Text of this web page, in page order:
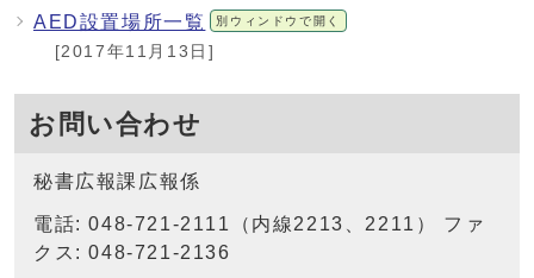
AED設置場所一覧 別ウィンドウで開く
[2017年11月13日]
お問い合わせ
秘書広報課広報係
電話: 048-721-2111（内線2213、2211） ファ
クス: 048-721-2136